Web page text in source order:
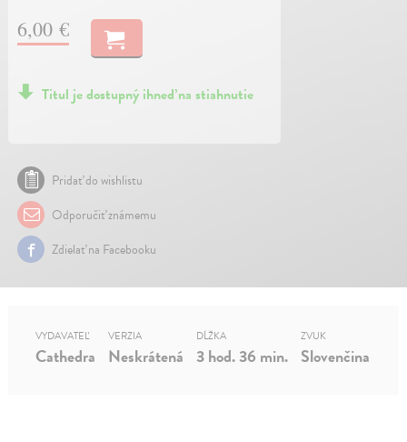
6,00 €
Titul je dostupný ihneď na stiahnutie
Pridať do wishlistu
Odporučiť známemu
Zdielať na Facebooku
VYDAVATEĽ
Cathedra
VERZIA
Neskrátená
DĹŽKA
3 hod. 36 min.
ZVUK
Slovenčina